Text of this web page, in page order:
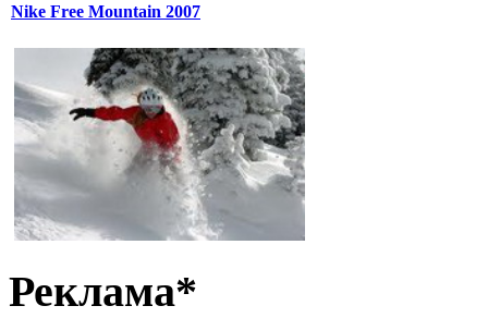
Nike Free Mountain 2007
Реклама*